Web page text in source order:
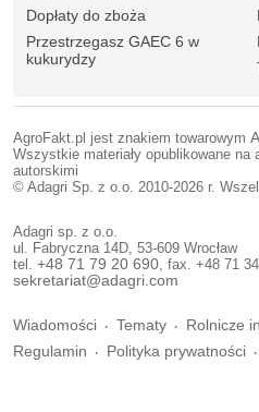
Dopłaty do zboża
Przestrzegasz GAEC 6 w
kukurydzy
AgroFakt.pl jest znakiem towarowym
Wszystkie materiały opublikowane na
autorskimi
© Adagri Sp. z o.o. 2010-2026 r.
Adagri sp. z o.o.
ul. Fabryczna 14D, 53-609 Wrocław
tel. +48 71 79 20 690 , fax. +48 71
sekretariat@adagri.com
Wiadomości Tematy Rolnicze
Regulamin
Polityka prywatności